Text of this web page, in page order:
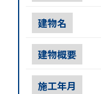
建物名
建物概要
施工年月